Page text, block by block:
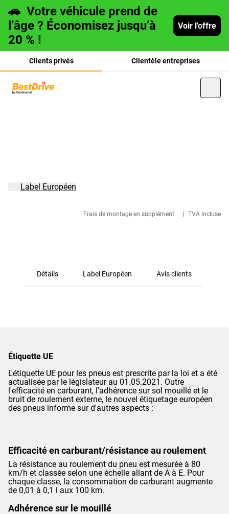
🚗 Votre véhicule prend de
l’âge ? Économisez jusqu’à
20 % !
Voir l'offre
Clients privés Clientèle entreprises
Frais de montage en supplément TVA incluse
Label Européen
Détails Label Européen Avis clients
Étiquette UE
L'étiquette UE pour les pneus est prescrite par la loi et a été
actualisée par le législateur au 01.05.2021. Outre
l'efficacité en carburant, l'adhérence sur sol mouillé et le
bruit de roulement externe, le nouvel étiquetage européen
des pneus informe sur d'autres aspects :
Efficacité en carburant/résistance au roulement
La résistance au roulement du pneu est mesurée à 80
km/h et classée selon une échelle allant de A à E. Pour
chaque classe, la consommation de carburant augmente
de 0,01 à 0,1 l aux 100 km.
Adhérence sur le mouillé